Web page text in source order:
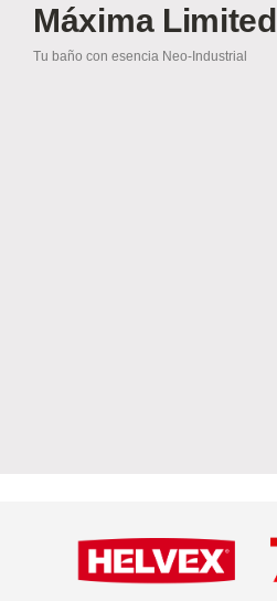
Máxima Limited
Tu baño con esencia Neo-Industrial